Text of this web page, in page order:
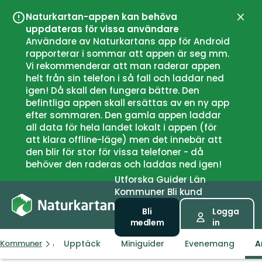
Naturkartan-appen kan behöva
uppdateras för vissa användare
Användare av Naturkartans app för Android
rapporterar i sommar att appen är seg mm.
Vi rekommenderar att man raderar appen
helt från sin telefon i så fall och laddar ned
igen! Då skall den fungera bättre. Den
befintliga appen skall ersättas av en ny app
efter sommaren. Den gamla appen laddar
all data för hela landet lokalt i appen (för
att klara offline-läge) men det innebär att
den blir för stor för vissa telefoner - då
behöver den raderas och laddas ned igen!
UtforskaGuiderLän
Kommuner Bli kund
Bli
medlem
Logga
in
Kommuner ÅfjordUpptäck Miniguider Evenemang